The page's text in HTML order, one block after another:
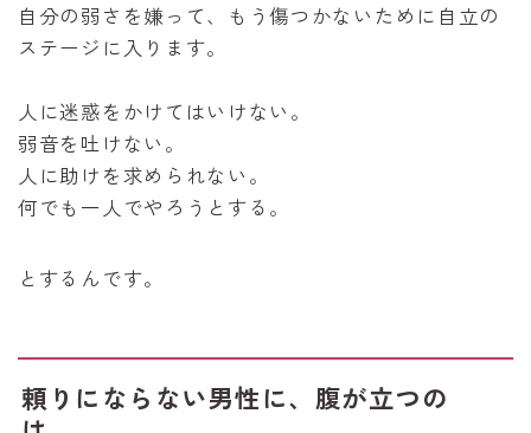
自分の弱さを嫌って、もう傷つかないために自立の
ステージに入ります。
人に迷惑をかけてはいけない。
弱音を吐けない。
人に助けを求められない。
何でも一人でやろうとする。
とするんです。
頼りにならない男性に、腹が立つの